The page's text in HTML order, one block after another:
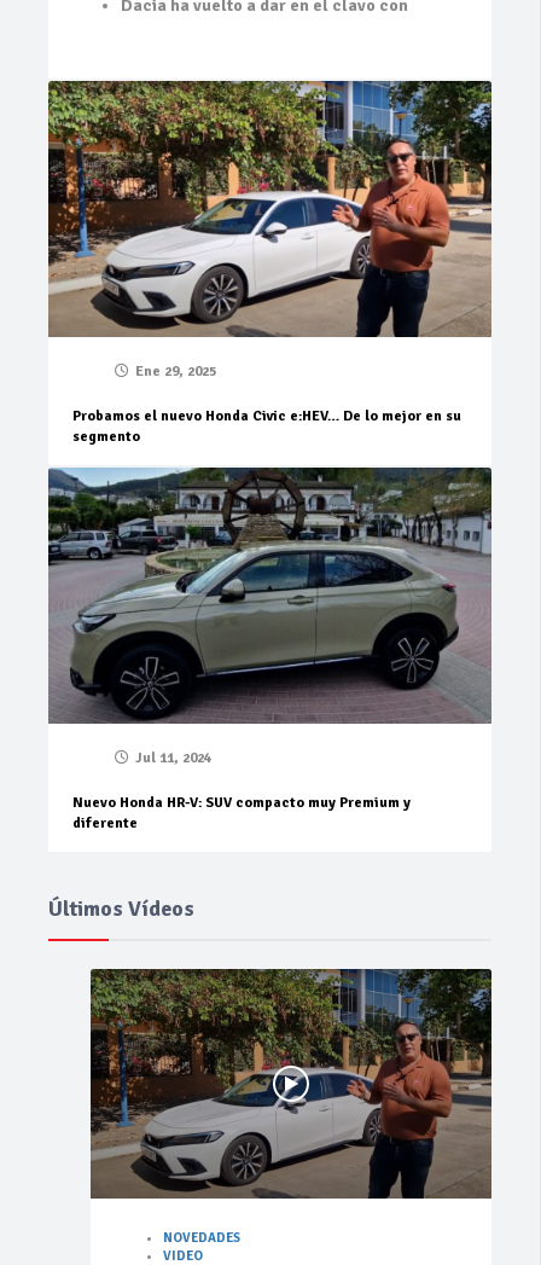
Dacia ha vuelto a dar en el clavo con
Ene 29, 2025
Probamos el nuevo Honda Civic e:HEV… De lo mejor en su
segmento
Jul 11, 2024
Nuevo Honda HR-V: SUV compacto muy Premium y
diferente
Últimos Vídeos
NOVEDADES
VIDEO